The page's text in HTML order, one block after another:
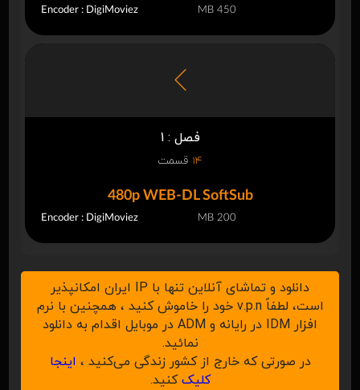
Encoder : DigiMoviez 450 MB
فصل : 1
14 قسمت
480p WEB-DL SoftSub
Encoder : DigiMoviez 200 MB
دانلود و تماشای آنلاین تنها با IP ایران امکانپذیر
است، لطفاً v.p.n خود را خاموش کنید ، همچنین با نرم
افزار IDM در رایانه و ADM در موبایل اقدام به دانلود
نمائید.
در صورتی که خارج از کشور زندگی می‌کنید ، اینجا
کلیککنید.